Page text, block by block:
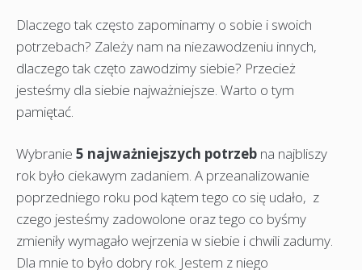
Dlaczego tak często zapominamy o sobie i swoich
potrzebach? Zależy nam na niezawodzeniu innych,
dlaczego tak częto zawodzimy siebie? Przecież
jesteśmy dla siebie najważniejsze. Warto o tym
pamiętać.
Wybranie 5 najważniejszych potrzeb na najbliszy
rok było ciekawym zadaniem. A przeanalizowanie
poprzedniego roku pod kątem tego co się udało, z
czego jesteśmy zadowolone oraz tego co byśmy
zmieniły wymagało wejrzenia w siebie i chwili zadumy.
Dla mnie to było dobry rok. Jestem z niego